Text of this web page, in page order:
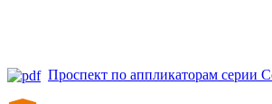
Проспект по аппликаторам серии